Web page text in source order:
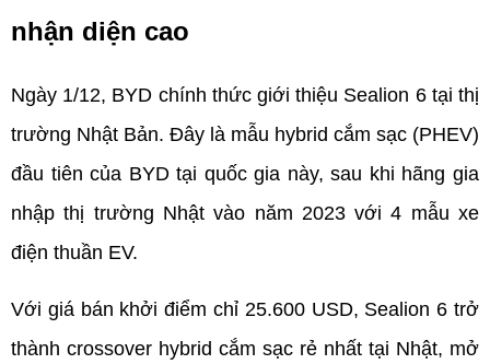
nhận diện cao
Ngày 1/12, BYD chính thức giới thiệu Sealion 6 tại thị
trường Nhật Bản. Đây là mẫu hybrid cắm sạc (PHEV)
đầu tiên của BYD tại quốc gia này, sau khi hãng gia
nhập thị trường Nhật vào năm 2023 với 4 mẫu xe
điện thuần EV.
Với giá bán khởi điểm chỉ 25.600 USD, Sealion 6 trở
thành crossover hybrid cắm sạc rẻ nhất tại Nhật, mở